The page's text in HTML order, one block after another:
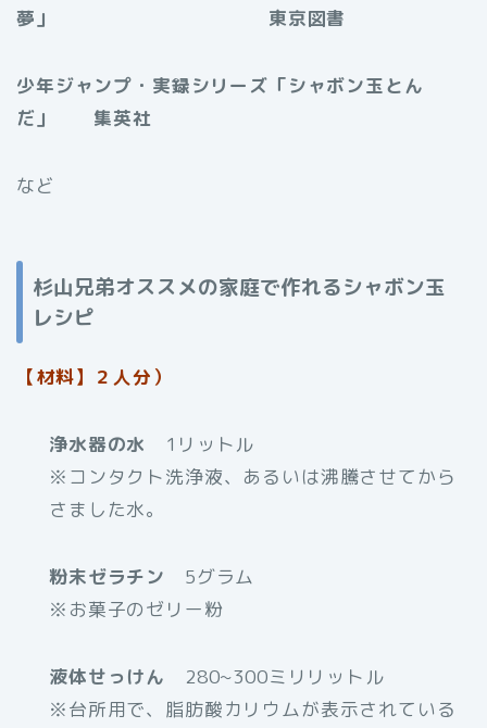
夢」 東京図書
少年ジャンプ・実録シリーズ「シャボン玉とん
だ」 集英社
など
杉山兄弟オススメの家庭で作れるシャボン玉
レシピ
【材料】２人分）
浄水器の水 1リットル
※コンタクト洗浄液、あるいは沸騰させてから
さました水。
粉末ゼラチン 5グラム
※お菓子のゼリー粉
液体せっけん 280~300ミリリットル
※台所用で、脂肪酸カリウムが表示されている